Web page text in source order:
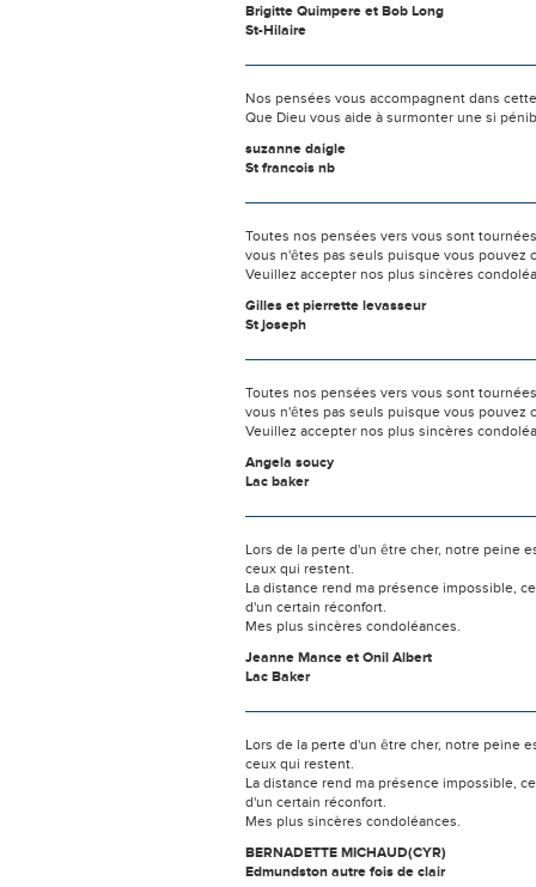
Brigitte Quimpere et Bob Long
St-Hilaire
Nos pensées vous accompagnent dans
Que Dieu vous aide à surmonter une si
suzanne daigle
St francois nb
Toutes nos pensées vers vous sont
vous n'êtes pas seuls puisque vous pouvez
Veuillez accepter nos plus sincères
Gilles et pierrette levasseur
St joseph
Toutes nos pensées vers vous sont
vous n'êtes pas seuls puisque vous pouvez
Veuillez accepter nos plus sincères
Angela soucy
Lac baker
Lors de la perte d'un être cher, notre peine
ceux qui restent.
La distance rend ma présence impossible,
d'un certain réconfort.
Mes plus sincères condoléances.
Jeanne Mance et Onil Albert
Lac Baker
Lors de la perte d'un être cher, notre peine
ceux qui restent.
La distance rend ma présence impossible,
d'un certain réconfort.
Mes plus sincères condoléances.
BERNADETTE MICHAUD(CYR)
Edmundston autre fois de clair